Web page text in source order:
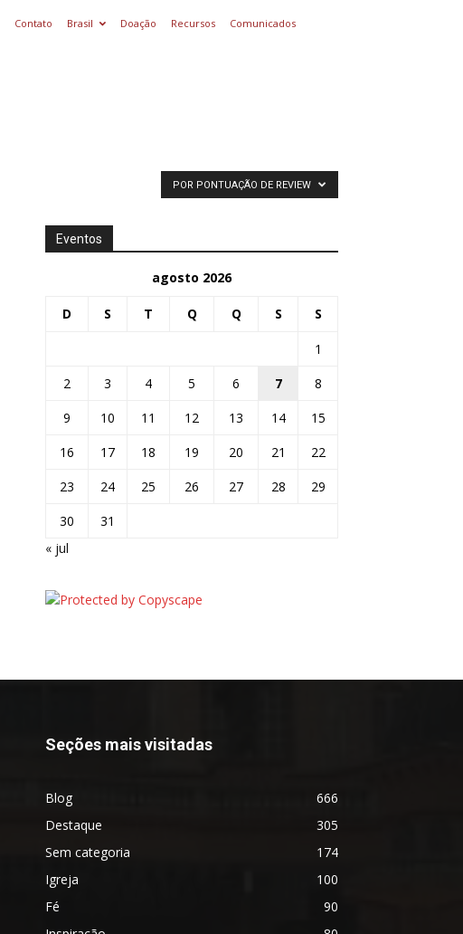
Contato Brasil Doação Recursos Comunicados
POR PONTUAÇÃO DE REVIEW
Eventos
agosto 2026
D S T Q Q S S
1
2
3 4 5 6 7
8
9
10 11 12 13 14
15
16
17 18 19 20 21
22
23
24 25 26 27 28
29
30
31
« jul
Seções mais visitadas
Blog
666
Destaque
305
Sem categoria
174
Igreja
100
Fé
90